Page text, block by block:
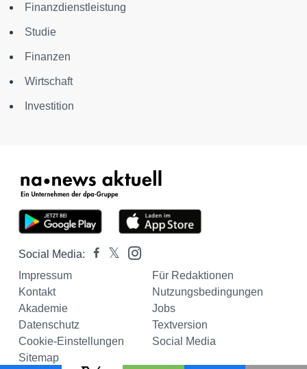
Finanzdienstleistung
Studie
Finanzen
Wirtschaft
Investition
Social Media:
Impressum
Für Redaktionen
Kontakt
Nutzungsbedingungen
Akademie
Jobs
Datenschutz
Textversion
Cookie-Einstellungen
Social Media
Sitemap